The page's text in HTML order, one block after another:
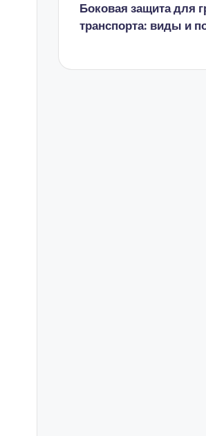
Боковая защита для
транспорта: виды и